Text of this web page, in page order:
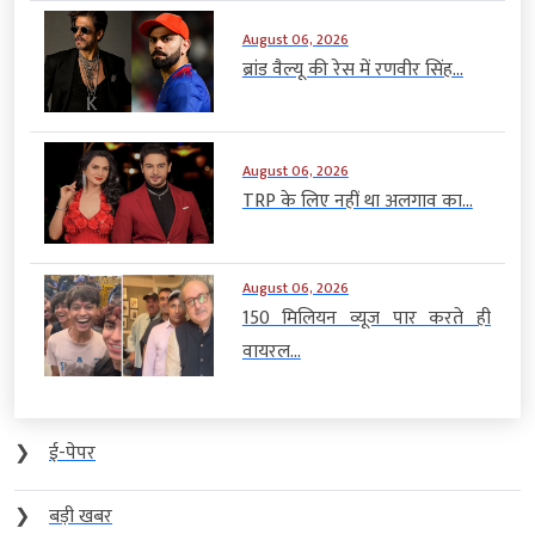
August 06, 2026
ब्रांड वैल्यू की रेस में रणवीर सिंह...
August 06, 2026
TRP के लिए नहीं था अलगाव का...
August 06, 2026
150 मिलियन व्यूज पार करते ही
वायरल...
❯
ई-पेपर
❯
बड़ी खबर